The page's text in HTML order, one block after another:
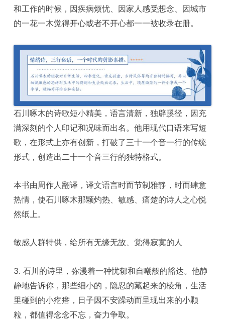
和工作的时候，因疾病烦忧、因家人感受想念、因城市
的一花一木觉得开心或者不开心都一一被收录在册。
石川啄木的诗歌短小精美，语言清新，独辟蹊径，因充
满深刻的个人印记和况味而出名。他用现代口语来写短
歌，在形式上亦有创新，打破了三十一个音一行的传统
形式，创造出二十一个音三行的独特格式。
本书由周作人翻译，译文语言时而节制雅静，时而肆意
热情，使石川啄木那颗灼热、敏感、痛楚的诗人之心悦
然纸上。
敏感人群特供，给所有无缘无故、觉得寂寞的人
3. 石川的诗里，弥漫着一种忧郁和自嘲般的豁达。他静
静地告诉你，那些细小的，隐忍的藏起来的棱角，生活
里碰到的小疙瘩，日子因不安躁动而呈现出来的小颗
粒，都值得念念不忘，奋力争取。